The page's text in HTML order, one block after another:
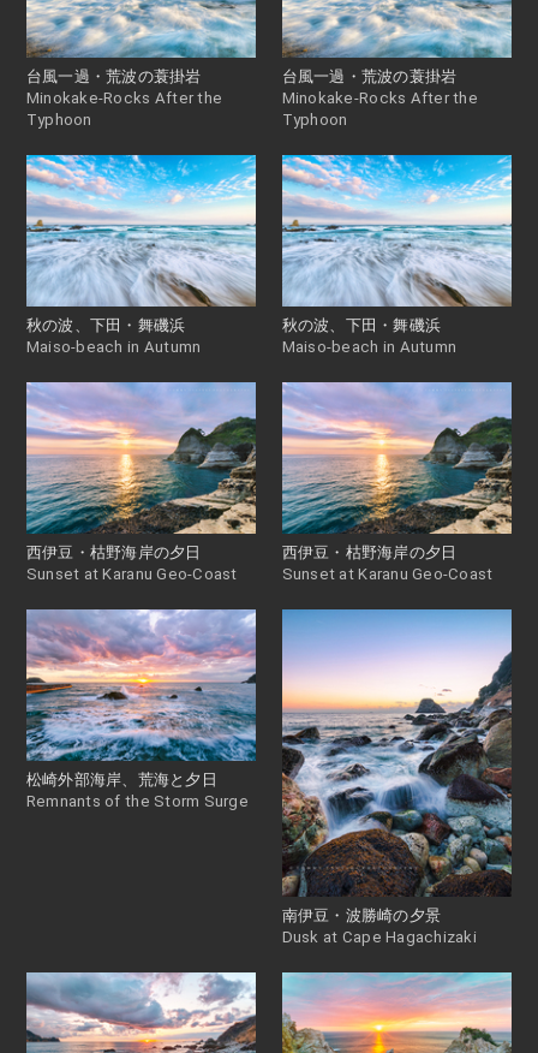
台風一過・荒波の蓑掛岩
Minokake-Rocks After the
Typhoon
台風一過・荒波の蓑掛岩
Minokake-Rocks After the
Typhoon
秋の波、下田・舞磯浜
Maiso-beach in Autumn
秋の波、下田・舞磯浜
Maiso-beach in Autumn
西伊豆・枯野海岸の夕日
Sunset at Karanu Geo-Coast
西伊豆・枯野海岸の夕日
Sunset at Karanu Geo-Coast
松崎外部海岸、荒海と夕日
Remnants of the Storm Surge
南伊豆・波勝崎の夕景
Dusk at Cape Hagachizaki